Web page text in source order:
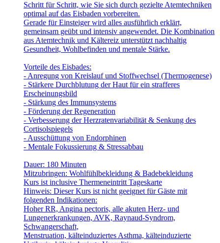
Schritt für Schritt, wie Sie sich durch gezielte Atemtechniken
optimal auf das Eisbaden vorbereiten.
Gerade für Einsteiger wird alles ausführlich erklärt,
gemeinsam geübt und intensiv angewendet. Die Kombination
aus Atemtechnik und Kältereiz unterstützt nachhaltig
Gesundheit, Wohlbefinden und mentale Stärke.
Vorteile des Eisbades:
- Anregung von Kreislauf und Stoffwechsel (Thermogenese)
- Stärkere Durchblutung der Haut für ein strafferes
Erscheinungsbild
- Stärkung des Immunsystems
- Förderung der Regeneration
- Verbesserung der Herzratenvariabilität & Senkung des
Cortisolspiegels
- Ausschüttung von Endorphinen
- Mentale Fokussierung & Stressabbau
Dauer: 180 Minuten
Mitzubringen: Wohlfühlbekleidung & Badebekleidung
Kurs ist inclusive Thermeneintritt Tageskarte
Hinweis: Dieser Kurs ist nicht geeignet für Gäste mit
folgenden Indikationen:
Hoher RR, Angina pectoris, alle akuten Herz- und
Lungenerkrankungen, AVK, Raynaud-Syndrom,
Schwangerschaft,
Menstruation, kälteinduziertes Asthma, kälteinduzierte